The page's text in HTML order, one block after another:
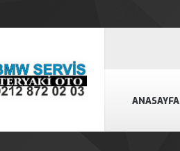
ANASAYFA